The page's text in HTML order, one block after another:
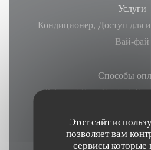
Этот сайт
позволяет вам
сервисы которые
Услуги
Кондиционер, Доступ для
Вай-фай
Способы
Paiement Sans Contact,
Дебетовая